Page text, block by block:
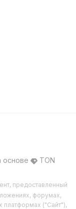
основе TON
предоставленный
форумах,
платформах ("Сайт"),